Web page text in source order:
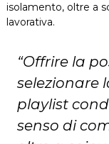
isolamento, oltre a
lavorativa.
“Offrire la
selezionare
playlist
senso di